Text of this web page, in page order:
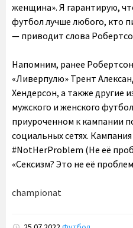
женщина». Я гарантирую,
футбол лучше любого, кто
— приводит слова
Напомним, ранее
«Ливерпулю» Трент
Хендерсон, а также другие
мужского и женского
приуроченном к кампании
социальных сетях.
#NotHerProblem (Не её
«Сексизм? Это не её
championat